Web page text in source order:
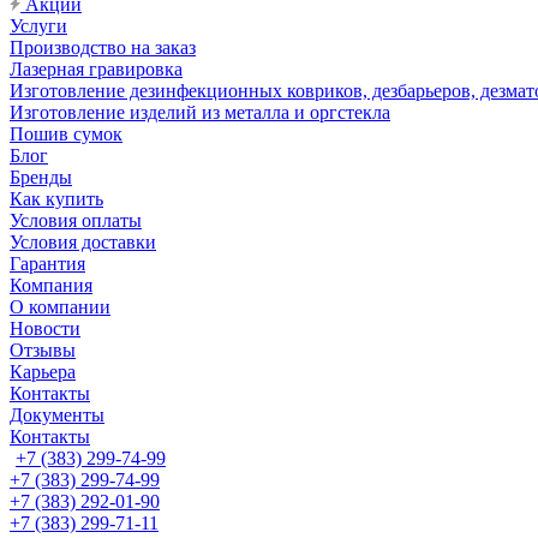
Акции
Услуги
Производство на заказ
Лазерная гравировка
Изготовление дезинфекционных ковриков, дезбарьеров,
Изготовление изделий из металла и оргстекла
Пошив сумок
Блог
Бренды
Как купить
Условия оплаты
Условия доставки
Гарантия
Компания
О компании
Новости
Отзывы
Карьера
Контакты
Документы
Контакты
+7 (383) 299-74-99
+7 (383) 299-74-99
+7 (383) 292-01-90
+7 (383) 299-71-11